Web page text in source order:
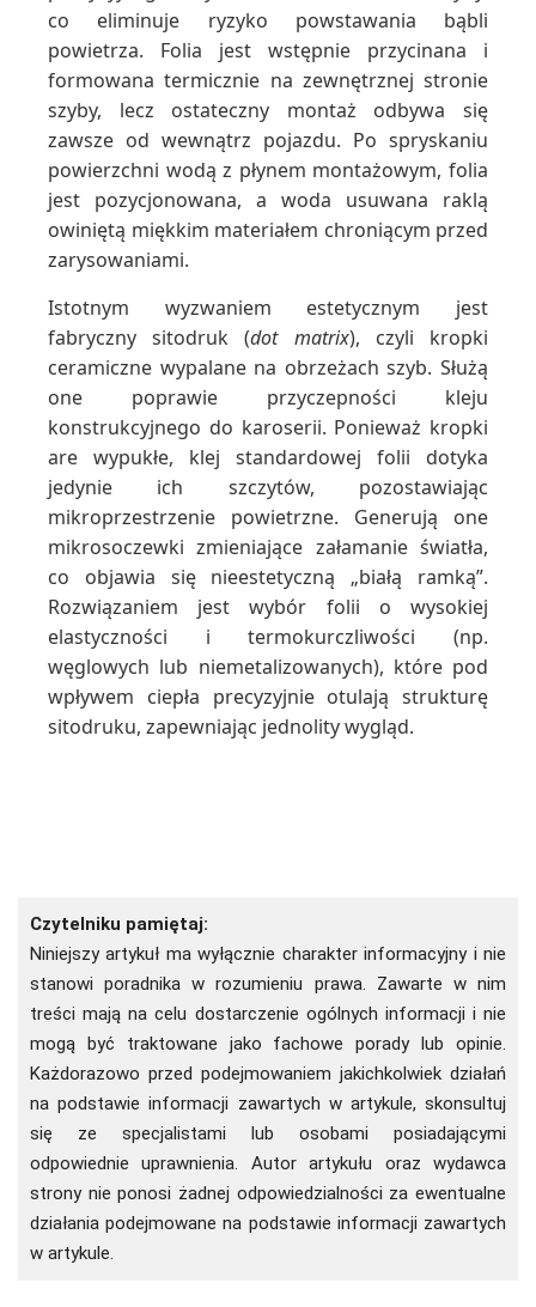
co eliminuje ryzyko powstawania bąbli
powietrza. Folia jest wstępnie przycinana i
formowana termicznie na zewnętrznej stronie
szyby, lecz ostateczny montaż odbywa się
zawsze od wewnątrz pojazdu. Po spryskaniu
powierzchni wodą z płynem montażowym, folia
jest pozycjonowana, a woda usuwana raklą
owiniętą miękkim materiałem chroniącym przed
zarysowaniami.
Istotnym wyzwaniem estetycznym jest
fabryczny sitodruk (dot matrix), czyli kropki
ceramiczne wypalane na obrzeżach szyb. Służą
one poprawie przyczepności kleju
konstrukcyjnego do karoserii. Ponieważ kropki
are wypukłe, klej standardowej folii dotyka
jedynie ich szczytów, pozostawiając
mikroprzestrzenie powietrzne. Generują one
mikrosoczewki zmieniające załamanie światła,
co objawia się nieestetyczną „białą ramką”.
Rozwiązaniem jest wybór folii o wysokiej
elastyczności i termokurczliwości (np.
węglowych lub niemetalizowanych), które pod
wpływem ciepła precyzyjnie otulają strukturę
sitodruku, zapewniając jednolity wygląd.
Czytelniku pamiętaj:
Niniejszy artykuł ma wyłącznie charakter informacyjny i nie
stanowi poradnika w rozumieniu prawa. Zawarte w nim
treści mają na celu dostarczenie ogólnych informacji i nie
mogą być traktowane jako fachowe porady lub opinie.
Każdorazowo przed podejmowaniem jakichkolwiek działań
na podstawie informacji zawartych w artykule, skonsultuj
się ze specjalistami lub osobami posiadającymi
odpowiednie uprawnienia. Autor artykułu oraz wydawca
strony nie ponosi żadnej odpowiedzialności za ewentualne
działania podejmowane na podstawie informacji zawartych
w artykule.